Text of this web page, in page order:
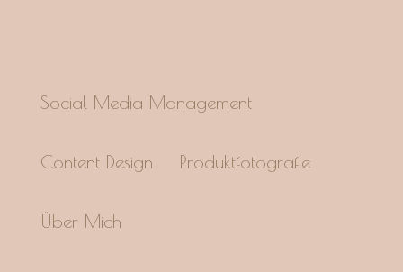
Social Media Management
Content Design Produktfotografie
Über Mich